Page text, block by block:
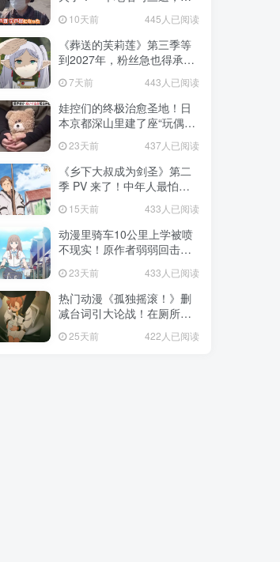
不是玩梗而是150年旧账！
10天前 445人已阅读
《葬送的芙莉莲》第三季等
到2027年，粉丝急也得承认
这次慢得有道理！
7天前 443人已阅读
娃控们的终极治愈圣地！日
本京都深山里建了座“玩偶神
社”，不仅能拍照还能给娃祈
福！23天前 437人已阅读
《乡下大叔成为剑圣》第二
季 PV 来了！中年人最怕的
不是变老，而是没人愿意再
相信你！
15天前 433人已阅读
动漫里骑车10公里上学被喷
不现实！原作者弱弱回击：
常通勤！
23天前 433人已阅读
热门动漫《孤独摇滚！》删
减台词引大论战！在厕所吃
现充！
25天前 422人已阅读